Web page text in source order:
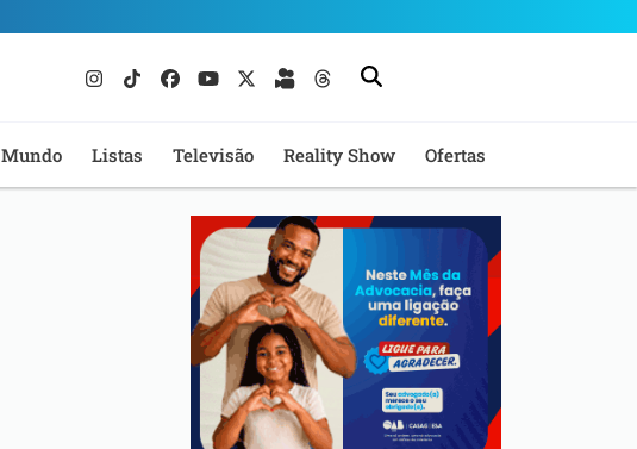
Mundo Listas Televisão Reality Show Ofertas